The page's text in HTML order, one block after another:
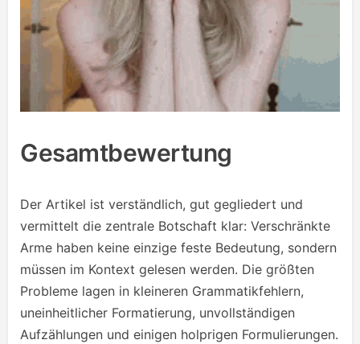
Gesamtbewertung
Der Artikel ist verständlich, gut gegliedert und
vermittelt die zentrale Botschaft klar: Verschränkte
Arme haben keine einzige feste Bedeutung, sondern
müssen im Kontext gelesen werden. Die größten
Probleme lagen in kleineren Grammatikfehlern,
uneinheitlicher Formatierung, unvollständigen
Aufzählungen und einigen holprigen Formulierungen.